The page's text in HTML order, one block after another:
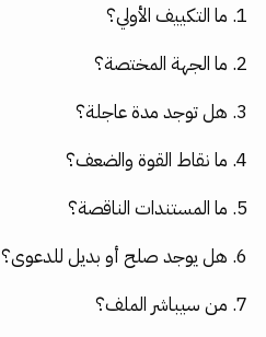
ما التكييف الأولي؟
ما الجهة المختصة؟
هل توجد مدة عاجلة؟
ما نقاط القوة والضعف؟
ما المستندات الناقصة؟
هل يوجد صلح أو بديل للدعوى؟
من سيباشر الملف؟